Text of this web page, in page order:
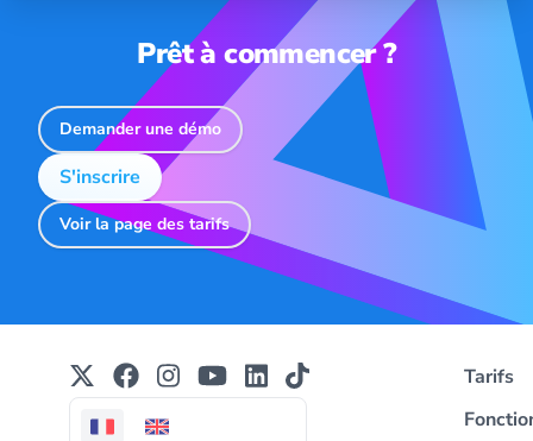
Prêt à commencer ?
Demander une démo
S'inscrire
Voir la page des tarifs
Tarifs